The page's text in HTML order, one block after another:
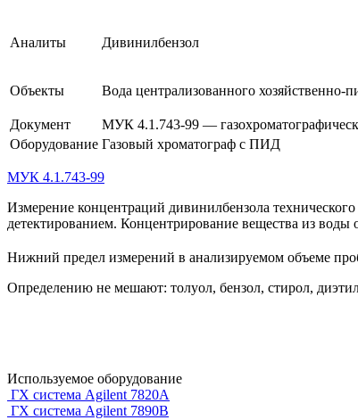
Аналиты Дивинилбензол
Объекты Вода централизованного хозяйственно-
Документ
МУК 4.1.743-99 —
Оборудование Газовый хроматограф с ПИД
МУК 4.1.743-99
Измерение концентраций дивинилбензола
детектированием. Концентрирование вещества из
Нижний предел измерений в анализируемом объеме
Определению не мешают: толуол, бензол, стирол,
Используемое оборудование
ГХ система Agilent 7820A
ГХ система Agilent 7890B